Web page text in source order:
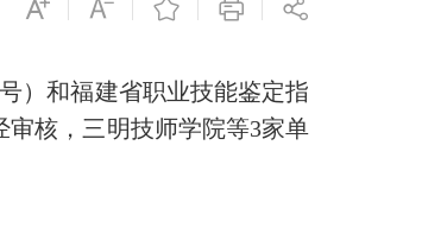
）和福建省职业技能鉴定指
审核，三明技师学院等3家单